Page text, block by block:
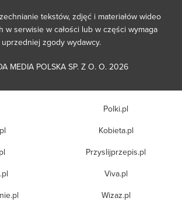
tekstów, zdjęć i materiałów wideo
w serwisie w całości lub w części wymaga
uprzedniej zgody wydawcy.
MEDIA POLSKA SP. Z O. O. 2026
Polki.pl
Kobieta.pl
Przyslijprzepis.pl
Viva.pl
Wizaz.pl